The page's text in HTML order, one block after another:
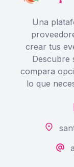
Una
crear tus
Descubre
compara
lo que